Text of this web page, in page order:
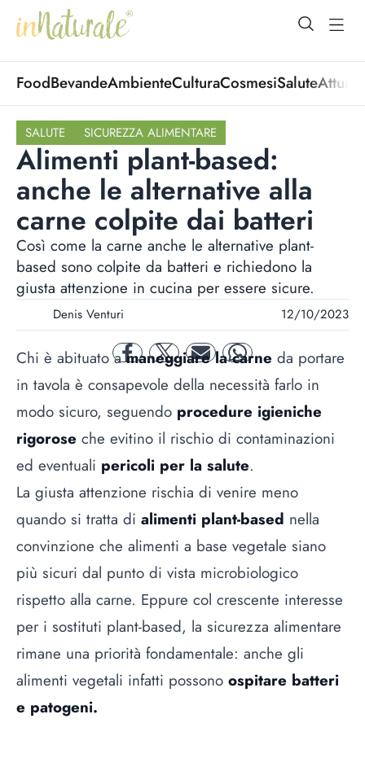
open
FoodBevandeAmbienteCulturaCosmesiSalute
SALUTE SICUREZZA ALIMENTARE
Alimenti plant-based:
anche le alternative alla
carne colpite dai batteri
Così come la carne anche le alternative plant-
based sono colpite da batteri e richiedono la
giusta attenzione in cucina per essere sicure.
Denis Venturi 12/10/2023
facebooktwitter mail whatsapp
Chi è abituato amaneggiare la carne da portare
in tavola è consapevole della necessità farlo in
modo sicuro, seguendo procedure igieniche
rigorose che evitino il rischio di contaminazioni
ed eventuali pericoli per la salute.
La giusta attenzione rischia di venire meno
quando si tratta di alimenti plant-based nella
convinzione che alimenti a base vegetale siano
più sicuri dal punto di vista microbiologico
rispetto alla carne. Eppure col crescente interesse
per i sostituti plant-based, la sicurezza alimentare
rimane una priorità fondamentale: anche gli
alimenti vegetali infatti possono ospitare batteri
e patogeni.